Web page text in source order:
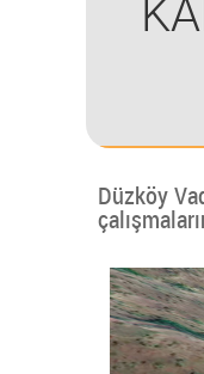
Düzköy